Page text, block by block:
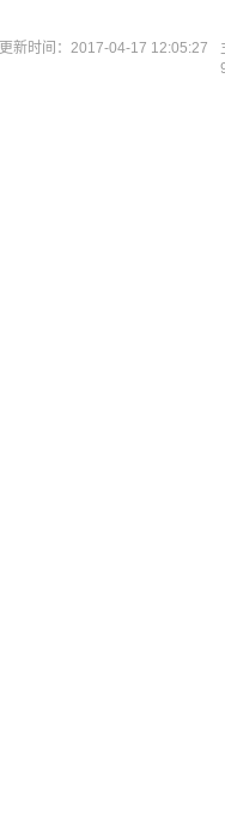
更新时间：2017-04-17 12:05:27